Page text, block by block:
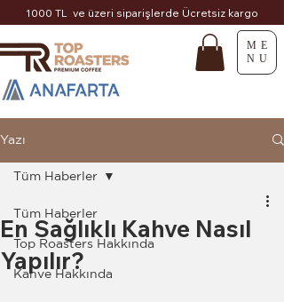
1000 TL ve üzeri siparişlerde Ücretsiz kargo
ME
NU
Yazı
Tüm Haberler
Top Roasters Hakkında
Kahve Hakkında
Tüm Haberler
En Sağlıklı Kahve Nasıl
Yapılır?